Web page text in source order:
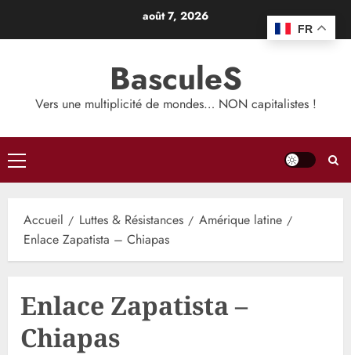
août 7, 2026
BasculeS
Vers une multiplicité de mondes… NON capitalistes !
Menu
principal
Accueil Luttes & Résistances
Amérique latine
Enlace Zapatista – Chiapas
Enlace Zapatista –
Chiapas
FR